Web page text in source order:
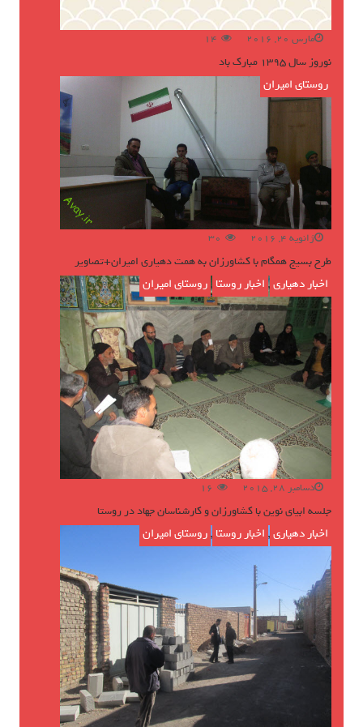
مارس 20, 2016 14
نوروز سال ۱۳۹۵ مبارک باد
روستای امیران
ژانویه 4, 2016 30
طرح بسیج همگام با کشاورزان به همت دهیاری امیران+تصاویر
اخبار دهیاری, اخبار روستا ,روستای امیران
دسامبر 28, 2015 16
جلسه ابیای نوین با کشاورزان و کارشناسان جهاد در روستا
اخبار دهیاری, اخبار روستا ,روستای امیران